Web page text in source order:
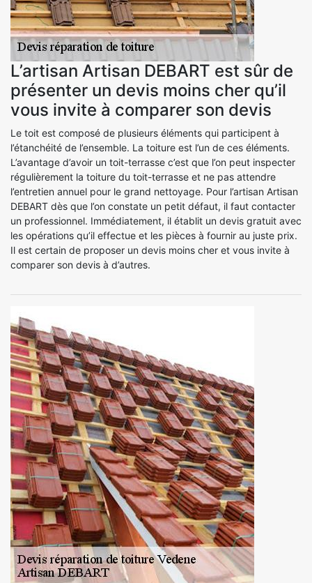
L’artisan Artisan DEBART est sûr de
présenter un devis moins cher qu’il
vous invite à comparer son devis
Le toit est composé de plusieurs éléments qui participent à
l’étanchéité de l’ensemble. La toiture est l’un de ces éléments.
L’avantage d’avoir un toit-terrasse c’est que l’on peut inspecter
régulièrement la toiture du toit-terrasse et ne pas attendre
l’entretien annuel pour le grand nettoyage. Pour l’artisan Artisan
DEBART dès que l’on constate un petit défaut, il faut contacter
un professionnel. Immédiatement, il établit un devis gratuit avec
les opérations qu’il effectue et les pièces à fournir au juste prix.
Il est certain de proposer un devis moins cher et vous invite à
comparer son devis à d’autres.